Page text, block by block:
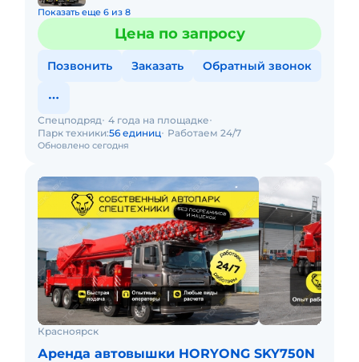
Показать еще 6 из 8
Цена по запросу
Позвонить Заказать Обратный звонок
Обновлено сегодня
Спецподряд 4 года на площадке
Парк техники:56 единиц Работаем 24/7
Красноярск
Аренда автовышки HORYONG SKY750N